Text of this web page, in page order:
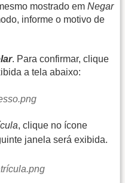
mostrado em Negar
informe o motivo de
. Para confirmar, clique
a tela abaixo:
, clique no ícone
janela será exibida.